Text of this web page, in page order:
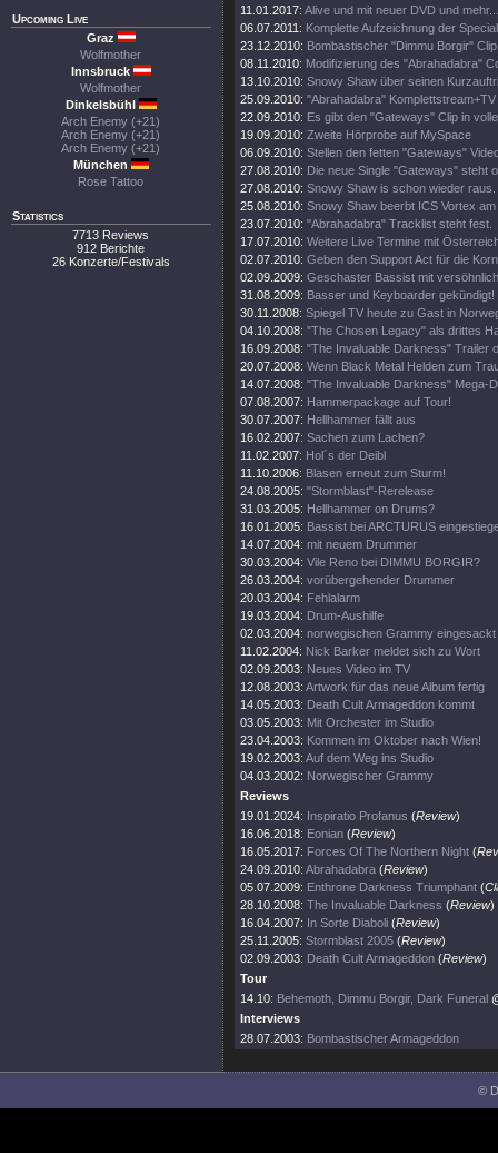
Upcoming Live
Graz
Wolfmother
Innsbruck
Wolfmother
Dinkelsbühl
Arch Enemy (+21)
Arch Enemy (+21)
Arch Enemy (+21)
München
Rose Tattoo
Statistics
7713 Reviews
912 Berichte
26 Konzerte/Festivals
11.01.2017: Alive und mit neuer DVD und mehr...
06.07.2011: Komplette Aufzeichnung der
23.12.2010: Bombastischer "Dimmu Borgir"
08.11.2010: Modifizierung des "Abrahadabra"
13.10.2010: Snowy Shaw über seinen
25.09.2010: "Abrahadabra" Komplettstream+TV
22.09.2010: Es gibt den "Gateways" Clip in
19.09.2010: Zweite Hörprobe auf MySpace
06.09.2010: Stellen den fetten "Gateways"
27.08.2010: Die neue Single "Gateways" steht
27.08.2010: Snowy Shaw is schon wieder raus.
25.08.2010: Snowy Shaw beerbt ICS Vortex
23.07.2010: "Abrahadabra" Tracklist steht fest.
17.07.2010: Weitere Live Termine mit
02.07.2010: Geben den Support Act für die
02.09.2009: Geschaster Bassist mit
31.08.2009: Basser und Keyboarder gekündigt!
30.11.2008: Spiegel TV heute zu Gast in
04.10.2008: "The Chosen Legacy" als drittes
16.09.2008: "The Invaluable Darkness" Trailer
20.07.2008: Wenn Black Metal Helden zum
14.07.2008: "The Invaluable Darkness" Mega-
07.08.2007: Hammerpackage auf Tour!
30.07.2007: Hellhammer fällt aus
16.02.2007: Sachen zum Lachen?
11.02.2007: Hol´s der Deibl
11.10.2006: Blasen erneut zum Sturm!
24.08.2005: "Stormblast"-Rerelease
31.03.2005: Hellhammer on Drums?
16.01.2005: Bassist bei ARCTURUS
14.07.2004: mit neuem Drummer
30.03.2004: Vile Reno bei DIMMU BORGIR?
26.03.2004: vorübergehender Drummer
20.03.2004: Fehlalarm
19.03.2004: Drum-Aushilfe
02.03.2004: norwegischen Grammy eingesackt
11.02.2004: Nick Barker meldet sich zu Wort
02.09.2003: Neues Video im TV
12.08.2003: Artwork für das neue Album fertig
14.05.2003: Death Cult Armageddon kommt
03.05.2003: Mit Orchester im Studio
23.04.2003: Kommen im Oktober nach Wien!
19.02.2003: Auf dem Weg ins Studio
04.03.2002: Norwegischer Grammy
Reviews
19.01.2024: Inspiratio Profanus (Review)
16.06.2018: Eonian (Review)
16.05.2017: Forces Of The Northern Night (
24.09.2010: Abrahadabra (Review)
05.07.2009: Enthrone Darkness Triumphant (
28.10.2008: The Invaluable Darkness (Review)
16.04.2007: In Sorte Diaboli (Review)
25.11.2005: Stormblast 2005 (Review)
02.09.2003: Death Cult Armageddon (Review)
Tour
14.10: Behemoth, Dimmu Borgir, Dark Funeral
Interviews
28.07.2003: Bombastischer Armageddon
©